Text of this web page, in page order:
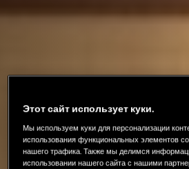
Этот сайт использует куки.
Мы используем куки для персонализации
использования функциональных элементов
нашего трафика. Также мы делимся
использовании нашего сайта с нашими